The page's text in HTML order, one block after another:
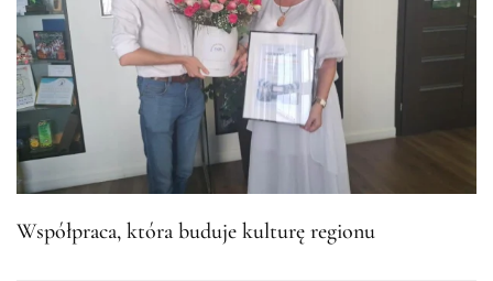
Współpraca, która buduje kulturę regionu